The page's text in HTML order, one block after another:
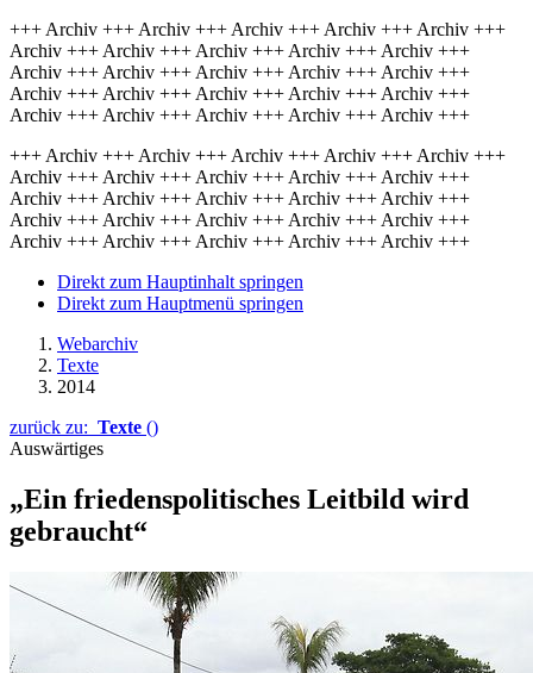
+++ Archiv +++ Archiv +++ Archiv +++ Archiv +++ Archiv +++
Archiv +++ Archiv +++ Archiv +++ Archiv +++ Archiv +++
Archiv +++ Archiv +++ Archiv +++ Archiv +++ Archiv +++
Archiv +++ Archiv +++ Archiv +++ Archiv +++ Archiv +++
Archiv +++ Archiv +++ Archiv +++ Archiv +++ Archiv +++
+++ Archiv +++ Archiv +++ Archiv +++ Archiv +++ Archiv +++
Archiv +++ Archiv +++ Archiv +++ Archiv +++ Archiv +++
Archiv +++ Archiv +++ Archiv +++ Archiv +++ Archiv +++
Archiv +++ Archiv +++ Archiv +++ Archiv +++ Archiv +++
Archiv +++ Archiv +++ Archiv +++ Archiv +++ Archiv +++
Direkt zum Hauptinhalt springen
Direkt zum Hauptmenü springen
Webarchiv
Texte
2014
zurück zu: Texte ()
Auswärtiges
„Ein friedenspolitisches Leitbild wird
gebraucht“